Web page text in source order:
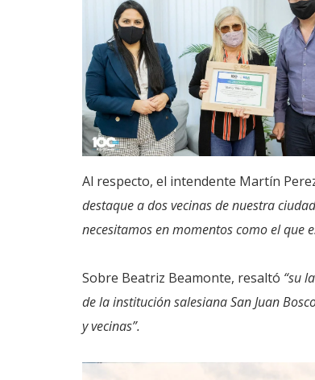
Al respecto, el intendente Martín
destaque a dos vecinas de nuestra
necesitamos en momentos como el que
Sobre Beatriz Beamonte, resaltó “su
de la institución salesiana San Juan
y vecinas”.